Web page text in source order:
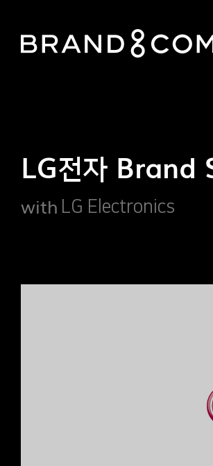
LG전자
with LG Electronics